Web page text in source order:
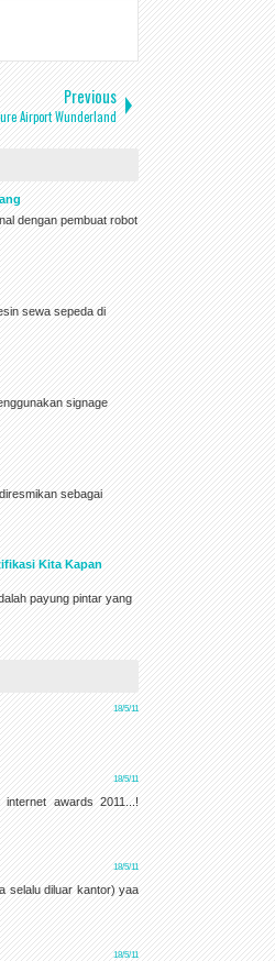
Previous
Airport Wunderland
dengan pembuat robot
sewa sepeda di
signage
sebagai
Kita Kapan
payung pintar yang
18/5/11
18/5/11
awards 2011...!
18/5/11
selalu diluar kantor) yaa
18/5/11